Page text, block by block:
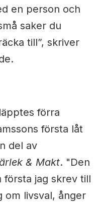
en person och
saker du
till”, skriver
förra
första låt
del av
& Makt. "Den
första jag skrev till
om livsval, ånger